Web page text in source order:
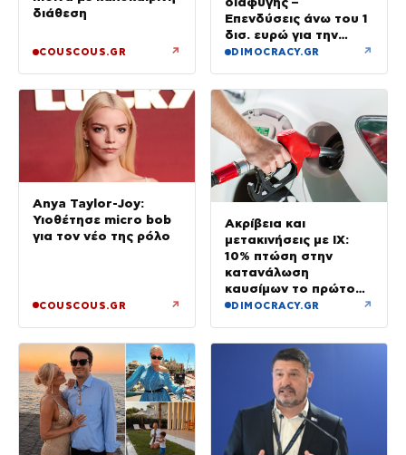
διάθεση
COUSCOUS.GR ↗
Επενδύσεις άνω του 1
δισ. ευρώ για την
Ενέργεια έως το 2028
DIMOCRACY.GR ↗
Anya Taylor-Joy:
Υιοθέτησε micro bob
για τον νέο της ρόλο
COUSCOUS.GR ↗
Ακρίβεια και
μετακινήσεις με ΙΧ:
10% πτώση στην
κατανάλωση
καυσίμων το πρώτο
εξάμηνο του έτους
DIMOCRACY.GR ↗